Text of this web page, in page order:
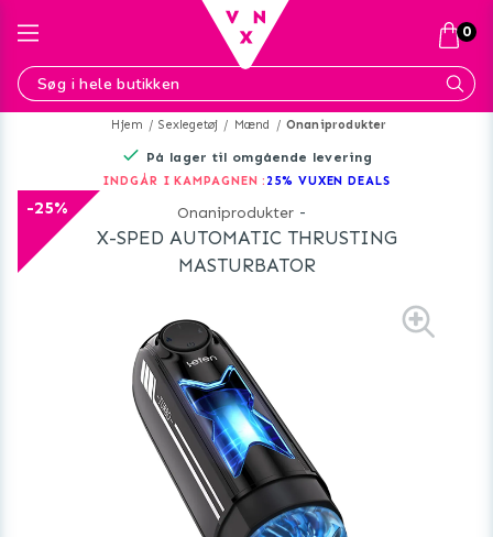
Hjem Sexlegetøj Mænd Onaniprodukter
På lager til omgående levering
INDGÅR I KAMPAGNEN : 25% VUXEN DEALS
-25% Onaniprodukter -
X-SPED AUTOMATIC THRUSTING
MASTURBATOR
0